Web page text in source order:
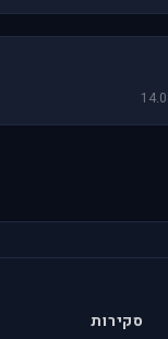
סקירות